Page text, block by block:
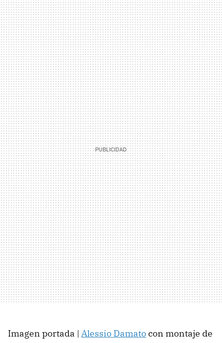
Imagen portada | Alessio Damatocon montaje de